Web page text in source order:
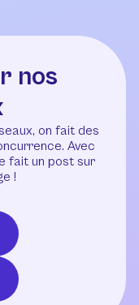
nos
on fait des
Avec
fait un post sur
!